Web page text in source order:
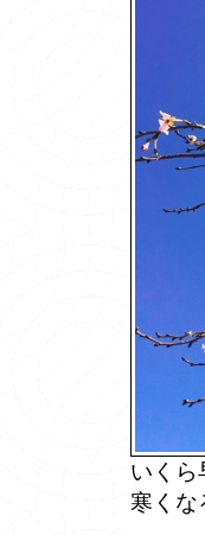
いくら
寒くな